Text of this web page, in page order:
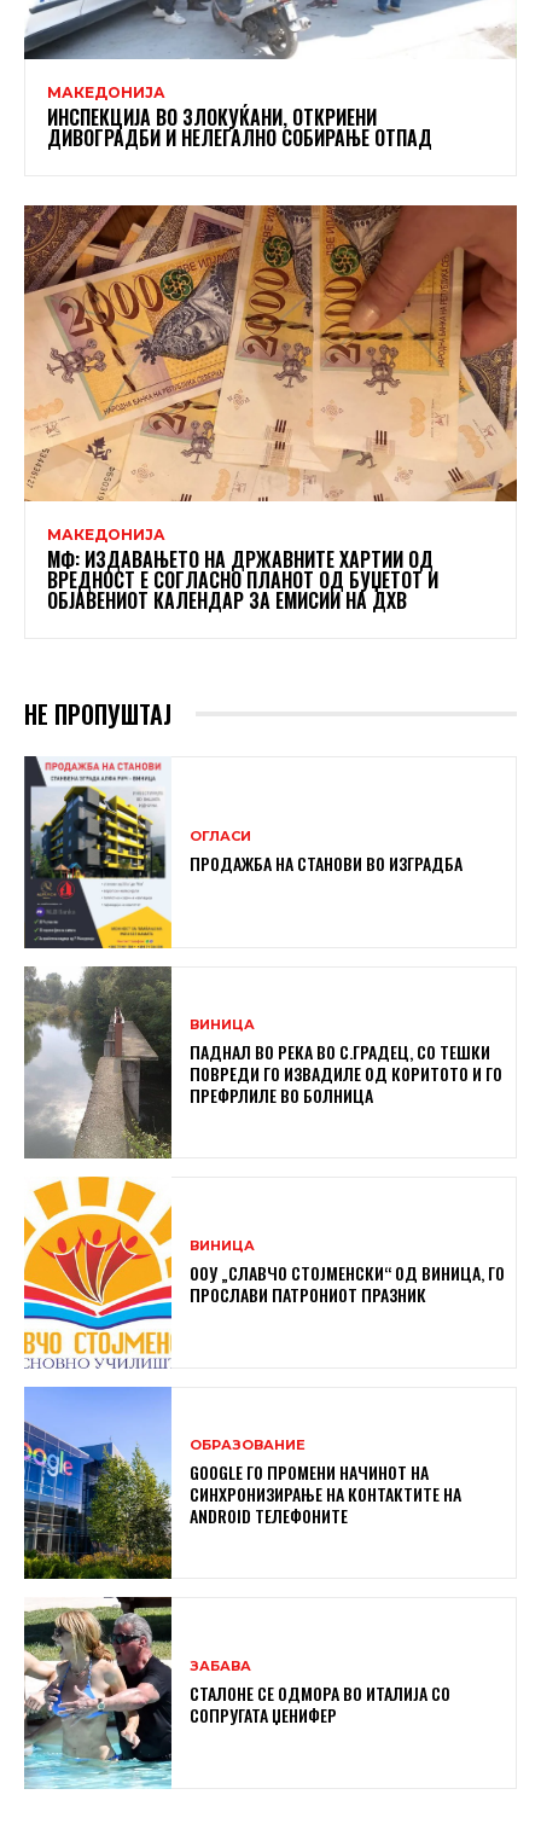
МАКЕДОНИЈА
ИНСПЕКЦИЈА ВО ЗЛОКУЌАНИ, ОТКРИЕНИ
ДИВОГРАДБИ И НЕЛЕГАЛНО СОБИРАЊЕ ОТПАД
МАКЕДОНИЈА
МФ: ИЗДАВАЊЕТО НА ДРЖАВНИТЕ ХАРТИИ ОД
ВРЕДНОСТ Е СОГЛАСНО ПЛАНОТ ОД БУЏЕТОТ И
ОБЈАВЕНИОТ КАЛЕНДАР ЗА ЕМИСИИ НА ДХВ
НЕ ПРОПУШТАЈ
ОГЛАСИ
ПРОДАЖБА НА СТАНОВИ ВО ИЗГРАДБА
ВИНИЦА
ПАДНАЛ ВО РЕКА ВО С.ГРАДЕЦ, СО ТЕШКИ
ПОВРЕДИ ГО ИЗВАДИЛЕ ОД КОРИТОТО И ГО
ПРЕФРЛИЛЕ ВО БОЛНИЦА
ВИНИЦА
ООУ „СЛАВЧО СТОЈМЕНСКИ“ ОД ВИНИЦА, ГО
ПРОСЛАВИ ПАТРОНИОТ ПРАЗНИК
ОБРАЗОВАНИЕ
GOOGLE ГО ПРОМЕНИ НАЧИНОТ НА
СИНХРОНИЗИРАЊЕ НА КОНТАКТИТЕ НА
ANDROID ТЕЛЕФОНИТЕ
ЗАБАВА
СТАЛОНЕ СЕ ОДМОРА ВО ИТАЛИЈА СО
СОПРУГАТА ЏЕНИФЕР